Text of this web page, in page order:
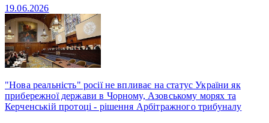
19.06.2026
"Нова реальність" росії не впливає на статус України як
прибережної держави в Чорному, Азовському морях та
Керченській протоці - рішення Арбітражного трибуналу